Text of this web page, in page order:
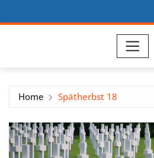
Home Spätherbst 18